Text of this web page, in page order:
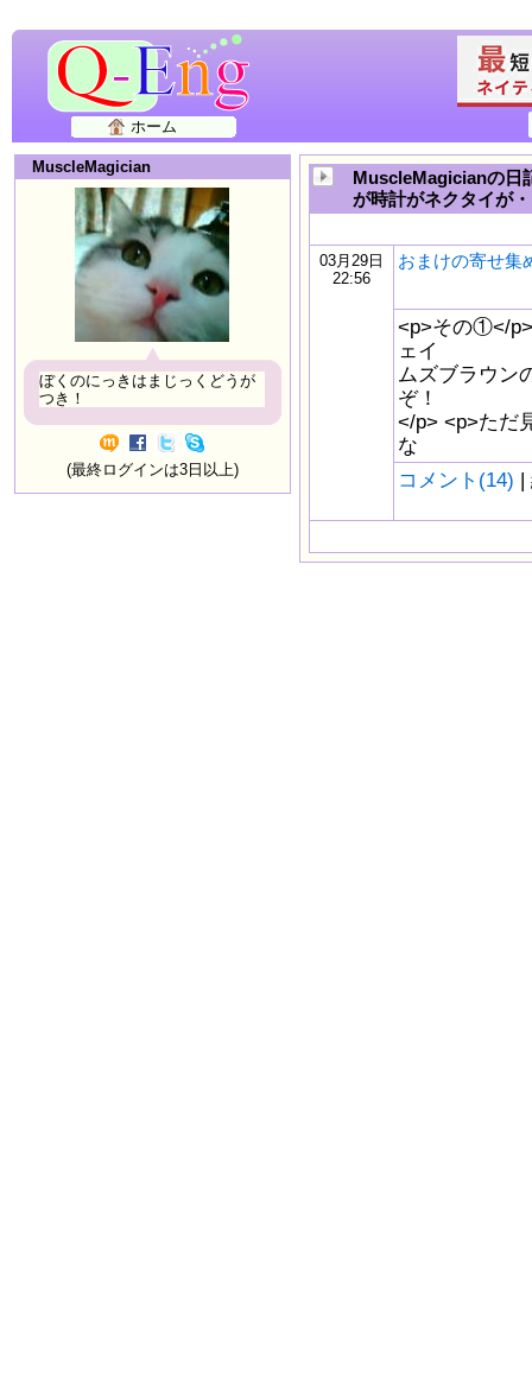
ホーム
MuscleMagician
ぼくのにっきはまじっくどうが
つき！
(最終ログインは3日以上)
MuscleMagicianの日
が時計がネクタイが
03月29日
22:56
おまけの寄せ集
<p>その①</
ェイ
ムズブラウン
ぞ！
</p> <p>ただ
な
コメント(14) |